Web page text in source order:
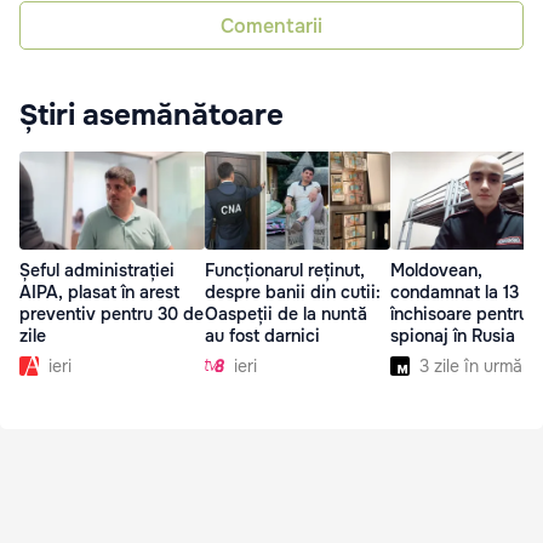
Comentarii
Știri asemănătoare
Șeful administrației
AIPA, plasat în arest
preventiv pentru 30 de
zile
ieri
Funcționarul reținut,
despre banii din cutii:
Oaspeții de la nuntă
au fost darnici
ieri
Moldovean,
condamnat la 13
închisoare pentru
spionaj în Rusia
3 zile în urmă